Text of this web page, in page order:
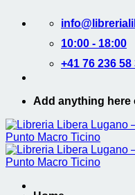
contenuti
10:00 - 18:00
+41 76 236 58
Add anything here